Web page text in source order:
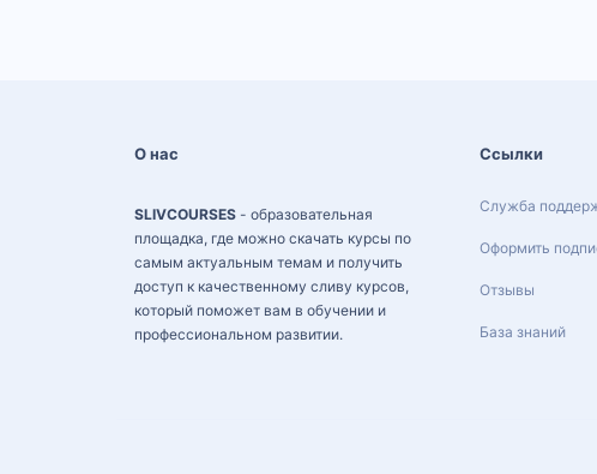
О нас
SLIVCOURSES - образовательная
площадка, где можно скачать курсы по
самым актуальным темам и получить
доступ к качественному сливу курсов,
который поможет вам в обучении и
профессиональном развитии.
Ссылки
Служба
Оформить
Отзывы
База знаний